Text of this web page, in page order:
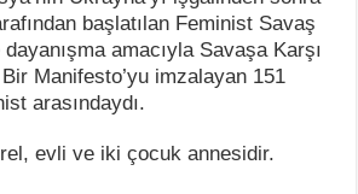
başlatılan Feminist Savaş
amacıyla Savaşa Karşı
Manifesto’yu imzalayan 151
arasındaydı.
evli ve iki çocuk annesidir.